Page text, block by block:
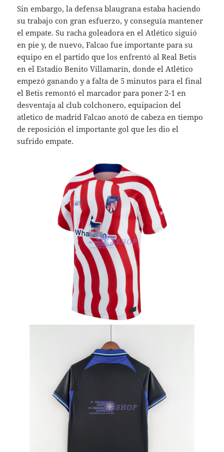
Sin embargo, la defensa blaugrana estaba haciendo
su trabajo con gran esfuerzo, y conseguía mantener
el empate. Su racha goleadora en el Atlético siguió
en pie y, de nuevo, Falcao fue importante para su
equipo en el partido que los enfrentó al Real Betis
en el Estadio Benito Villamarín, donde el Atlético
empezó ganando y a falta de 5 minutos para el final
el Betis remontó el marcador para poner 2-1 en
desventaja al club colchonero, equipacion del
atletico de madrid Falcao anotó de cabeza en tiempo
de reposición el importante gol que les dio el
sufrido empate.